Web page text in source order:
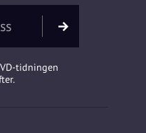
tidningen